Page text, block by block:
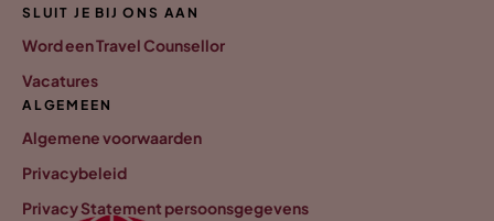
SLUIT JE BIJ ONS AAN
Word een Travel Counsellor
Vacatures
ALGEMEEN
Algemene voorwaarden
Privacybeleid
Privacy Statement persoonsgegevens